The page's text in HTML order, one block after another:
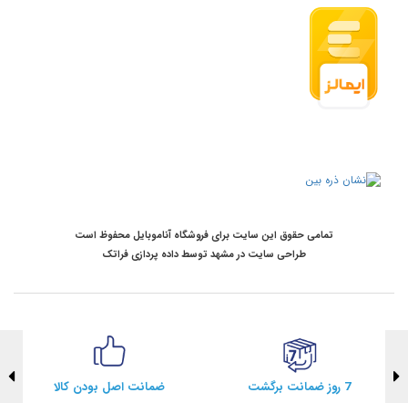
تمامی حقوق این سایت برای فروشگاه آناموبایل محفوظ است
طراحی سایت در مشهد توسطداده پردازی فراتک
7 روز ضمانت برگشت ضمانت اصل بودن کالا